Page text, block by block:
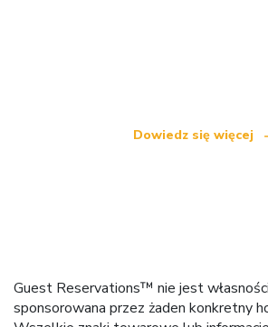
Dowiedz się więcej
Guest Reservations™ nie jest
sponsorowana przez żaden konkretny